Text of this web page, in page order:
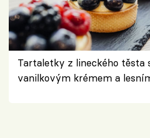
Tartaletky z lineckého těsta
vanilkovým krémem a